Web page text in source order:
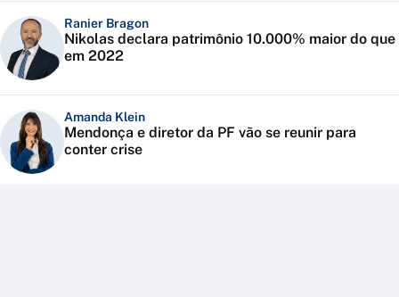
Ranier Bragon
Nikolas declara patrimônio 10.000% maior do que
em 2022
Amanda Klein
Mendonça e diretor da PF vão se reunir para
conter crise